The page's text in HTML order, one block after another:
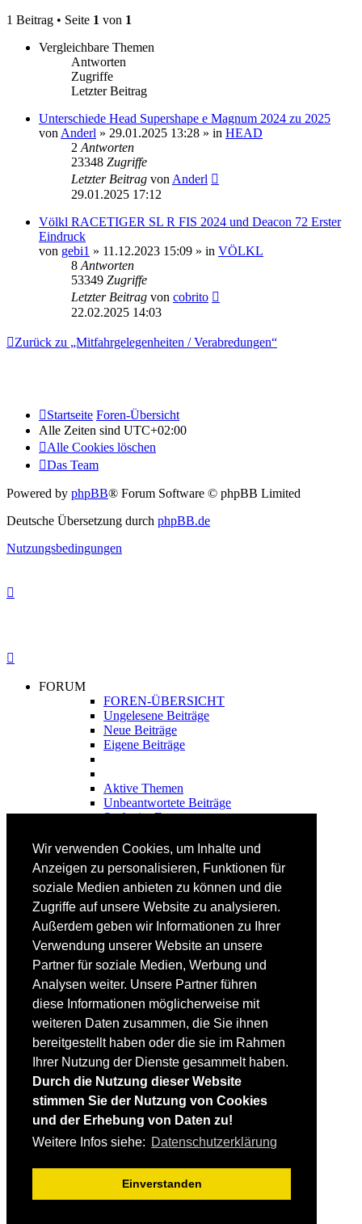
Wir verwenden Cookies, um Inhalte und
Anzeigen zu personalisieren, Funktionen für
soziale Medien anbieten zu können und die
Zugriffe auf unsere Website zu analysieren.
Außerdem geben wir Informationen zu Ihrer
Verwendung unserer Website an unsere
Partner für soziale Medien, Werbung und
Analysen weiter. Unsere Partner führen
diese Informationen möglicherweise mit
weiteren Daten zusammen, die Sie ihnen
bereitgestellt haben oder die sie im Rahmen
Ihrer Nutzung der Dienste gesammelt haben.
Durch die Nutzung dieser Website
stimmen Sie der Nutzung von Cookies
und der Erhebung von Daten zu!
Weitere Infos siehe: Datenschutzerklärung
Einverstanden
1 Beitrag • Seite 1 von 1
Vergleichbare Themen
Antworten
Zugriffe
Letzter Beitrag
Unterschiede Head Supershape e Magnum 2024 zu 2025
von Anderl » 29.01.2025 13:28 » in HEAD
2 Antworten
23348 Zugriffe
Letzter Beitrag von Anderl
29.01.2025 17:12
Völkl RACETIGER SL R FIS 2024 und Deacon 72 Erster
Eindruck
von gebi1 » 11.12.2023 15:09 » in VÖLKL
8 Antworten
53349 Zugriffe
Letzter Beitrag von cobrito
22.02.2025 14:03
Zurück zu „Mitfahrgelegenheiten / Verabredungen“
Startseite Foren-Übersicht
Alle Zeiten sind UTC+02:00
Alle Cookies löschen
Das Team
Powered by phpBB® Forum Software © phpBB Limited
Deutsche Übersetzung durch phpBB.de
Nutzungsbedingungen
FORUM
FOREN-ÜBERSICHT
Ungelesene Beiträge
Neue Beiträge
Eigene Beiträge
Aktive Themen
Unbeantwortete Beiträge
Suche im Forum
FAHRTECHNIK
Fortgeschrittene
Lehrplan
Videoanalyse
SKI
SKITEST
Ski-FAQ
Tipps Ski-Kauf
Ski-Typen
Skishops
EQUIPMENT
Skibekleidung
Skischuhe
Bootfitting
Skihelme
Skiservice selbst
Impressum / Datenschutz
Mediadaten